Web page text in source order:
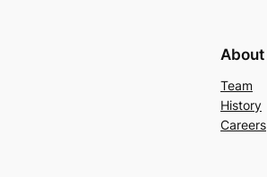
About
Team
History
Careers